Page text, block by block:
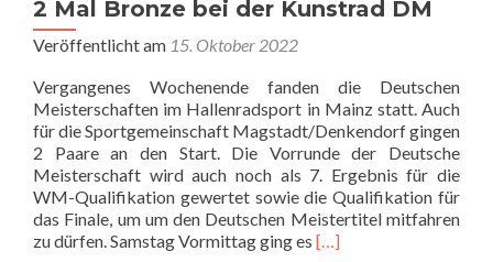
2 Mal Bronze bei der Kunstrad DM
Veröffentlicht am 15. Oktober 2022
Vergangenes Wochenende fanden die Deutschen
Meisterschaften im Hallenradsport in Mainz statt. Auch
für die Sportgemeinschaft Magstadt/Denkendorf gingen
2 Paare an den Start. Die Vorrunde der Deutsche
Meisterschaft wird auch noch als 7. Ergebnis für die
WM-Qualifikation gewertet sowie die Qualifikation für
das Finale, um um den Deutschen Meistertitel mitfahren
zu dürfen. Samstag Vormittag ging es Read
[…]